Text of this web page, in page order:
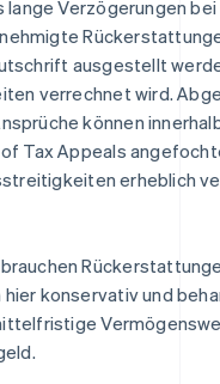
lange Verzögerungen bei
ausgestellt
verrechnet wird.
können
Tax Appeals
erheblich
konservativ und